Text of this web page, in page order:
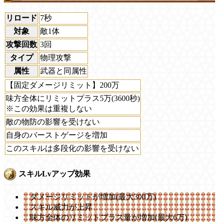
リロード 7秒
対象
敵1体
攻撃回数 3回
タイプ
物理攻撃
属性
武器と同属性
【固定ダメージリミット】200万
味方全体にリミットプラス5万(3600秒)
※この効果は重複しない
敵の物防の影響を受けない
自身のバーストゲージを増加
このスキルは多段化の影響を受けない
スキルLvアップ効果
ダメージリミットが増加(最大300万)
スキル威力が上昇
味方全体のリミットプラス量が増加(最大6万)